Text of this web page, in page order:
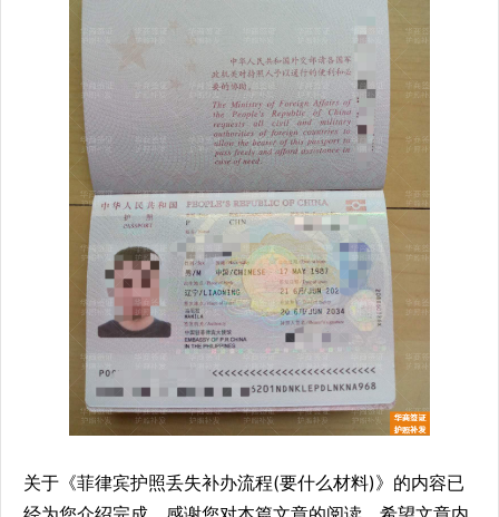
关于《菲律宾护照丢失补办流程(要什么材料)》的内容已